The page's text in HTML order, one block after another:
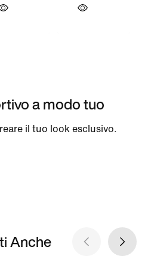
a modo tuo
il tuo look esclusivo.
Anche